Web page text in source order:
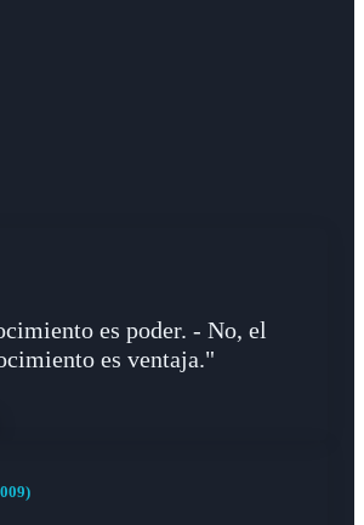
es poder. - No, el
es ventaja."